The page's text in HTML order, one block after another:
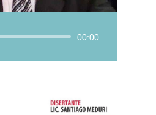
Reproductor
audio
00:00